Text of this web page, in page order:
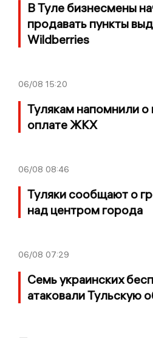
В Туле бизнесмены
продавать пункты
Wildberries
06/08 15:20
Тулякам напомнили о
оплате ЖКХ
06/08 08:46
Туляки сообщают о
над центром города
06/08 07:29
Семь украинских
атаковали Тульскую